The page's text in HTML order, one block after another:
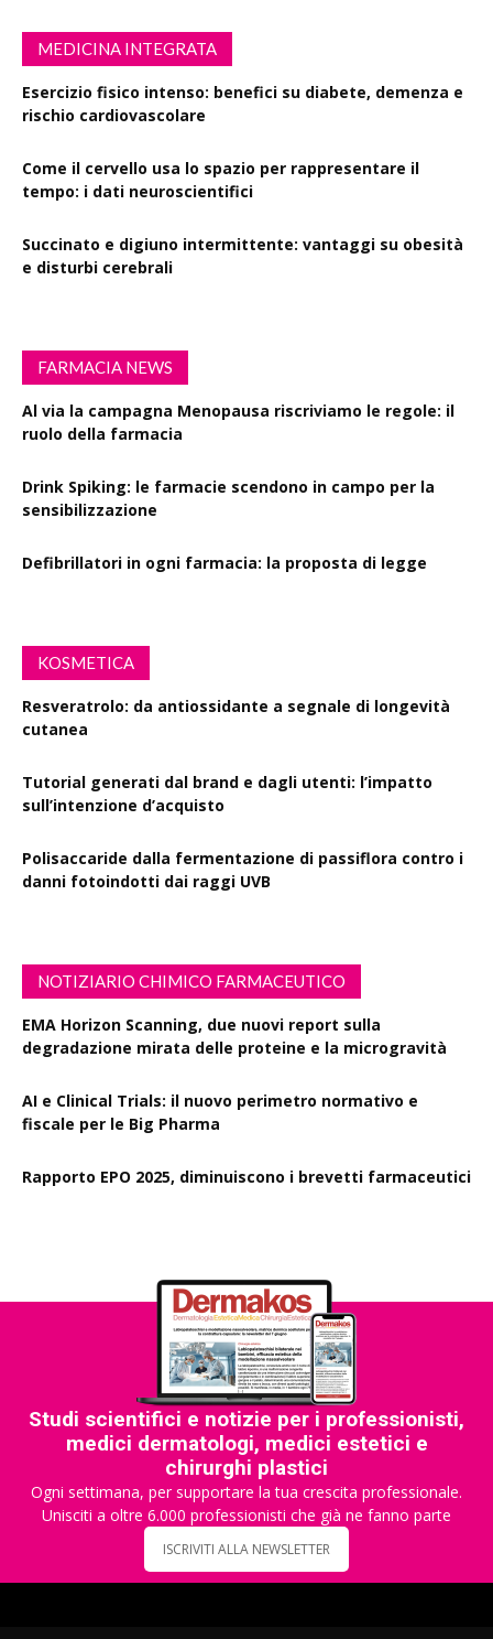
MEDICINA INTEGRATA
Esercizio fisico intenso: benefici su diabete, demenza e
rischio cardiovascolare
Come il cervello usa lo spazio per rappresentare il
tempo: i dati neuroscientifici
Succinato e digiuno intermittente: vantaggi su obesità
e disturbi cerebrali
FARMACIA NEWS
Al via la campagna Menopausa riscriviamo le regole: il
ruolo della farmacia
Drink Spiking: le farmacie scendono in campo per la
sensibilizzazione
Defibrillatori in ogni farmacia: la proposta di legge
KOSMETICA
Resveratrolo: da antiossidante a segnale di longevità
cutanea
Tutorial generati dal brand e dagli utenti: l’impatto
sull’intenzione d’acquisto
Polisaccaride dalla fermentazione di passiflora contro i
danni fotoindotti dai raggi UVB
NOTIZIARIO CHIMICO FARMACEUTICO
EMA Horizon Scanning, due nuovi report sulla
degradazione mirata delle proteine e la microgravità
AI e Clinical Trials: il nuovo perimetro normativo e
fiscale per le Big Pharma
Rapporto EPO 2025, diminuiscono i brevetti farmaceutici
Studi scientifici e notizie per i professionisti,
medici dermatologi, medici estetici e
chirurghi plastici
Ogni settimana, per supportare la tua crescita professionale.
Unisciti a oltre 6.000 professionisti che già ne fanno parte
ISCRIVITI ALLA NEWSLETTER